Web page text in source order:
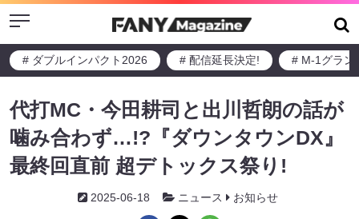
Menu
# ダブルインパクト2026 # 配信延長決定! # M-1グラン
代打MC・今田耕司と出川哲朗の話が
噛み合わず…!?『ダウンタウンDX』
最終回直前 超デトックス祭り!
2025-06-18 ニュース お知らせ